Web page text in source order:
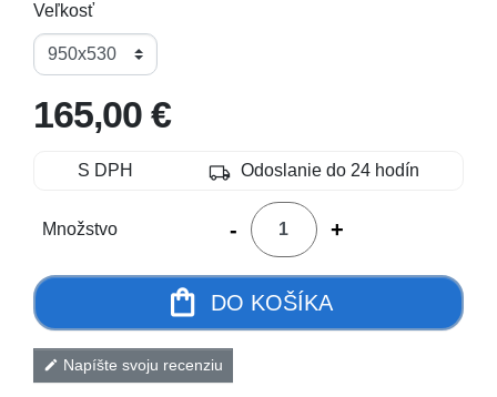
Veľkosť
165,00 €
S DPH local_shipping Odoslanie do 24 hodín
Množstvo - +
shopping_bag DO KOŠÍKA
edit Napíšte svoju recenziu